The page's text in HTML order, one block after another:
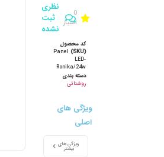
0
امتیاز
نظری
ثبت
نشده
کد محصول
(SKU)
Panel
LED-
Ronika/24w
دسته بندی
روشنائی
ویژگی های
اصلی
ویژگی های
بیشتر